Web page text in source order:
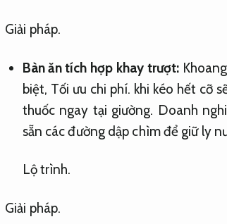
Giải pháp.
Bàn ăn tích hợp khay trượt:
biệt, Tối ưu chi phí. khi kéo hết cỡ
thuốc ngay tại giường. Doanh
sẵn các đường dập chìm để giữ ly
Lộ trình.
Giải pháp.